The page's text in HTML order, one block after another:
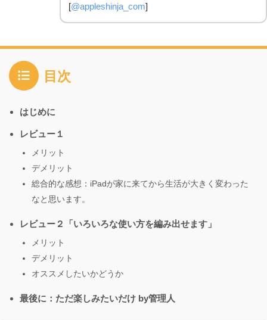
[@appleshinja_com]
目次
はじめに
レビュー１
メリット
デメリット
総合的な感想：iPadが家に来てから生活が大きく変わった
なと思います。
レビュー２「いろいろな使い方を編み出せます」
メリット
デメリット
オススメしたいかどうか
最後に：ただ楽しみたいだけ by管理人